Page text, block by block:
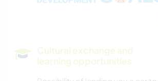
WATER SPORTS
MOUNTAIN
Cultural exchange and
learning opportunities